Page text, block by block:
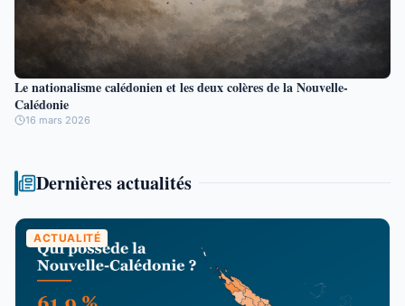
Le nationalisme calédonien et les deux colères de la Nouvelle-
Calédonie
16 mars 2026
Dernières actualités
ACTUALITÉ